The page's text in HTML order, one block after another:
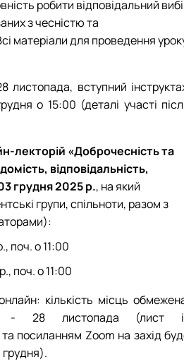
робити відповідальний
з чесністю та
матеріали для проведення
листопада, вступний
о 15:00 (деталі участі
лекторій «Доброчесність та
відповідальність,
грудня 2025 р., на який
групи, спільноти, разом з
поч. о 11:00
поч. о 11:00
кількість місць
-
28 листопада (лист
посиланням Zoom на захід